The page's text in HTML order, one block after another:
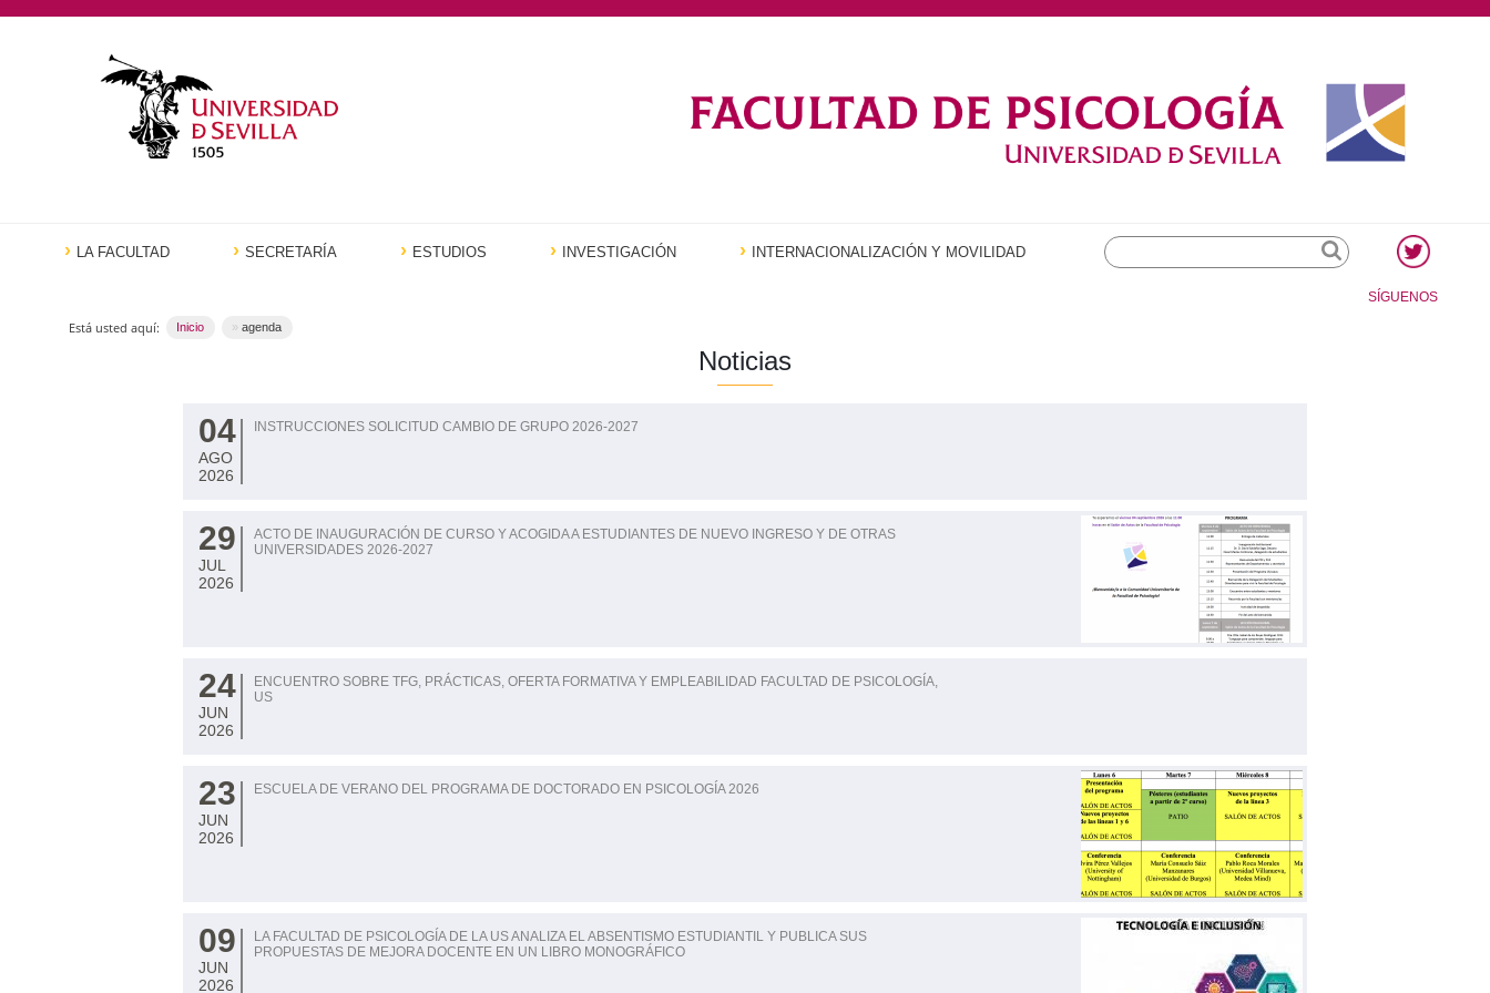
LA FACULTAD SECRETARÍA ESTUDIOS INVESTIGACIÓN INTERNACIONALIZACIÓN Y MOVILIDAD
Search
SÍGUENOS
Está usted aquí: Inicio agenda
Noticias
04
AGO
2026
INSTRUCCIONES SOLICITUD CAMBIO DE GRUPO 2026-2027
29
JUL
2026
ACTO DE INAUGURACIÓN DE CURSO Y ACOGIDA A ESTUDIANTES DE NUEVO INGRESO Y DE OTRAS
UNIVERSIDADES 2026-2027
24
JUN
2026
ENCUENTRO SOBRE TFG, PRÁCTICAS, OFERTA FORMATIVA Y EMPLEABILIDAD FACULTAD DE PSICOLOGÍA,
US
23
JUN
2026
ESCUELA DE VERANO DEL PROGRAMA DE DOCTORADO EN PSICOLOGÍA 2026
09
JUN
2026
LA FACULTAD DE PSICOLOGÍA DE LA US ANALIZA EL ABSENTISMO ESTUDIANTIL Y PUBLICA SUS
PROPUESTAS DE MEJORA DOCENTE EN UN LIBRO MONOGRÁFICO